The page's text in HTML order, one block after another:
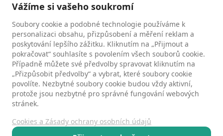
podmínky CK INEX
Pojištění CK INEX
Zásady a informace o
zpracování osobních údajů
Recenze
Recenze našich klientů
Kontakty
Vážíme si vašeho soukromí
Soubory cookie a podobné technologie používáme k
personalizaci obsahu, přizpůsobení a měření reklam a
poskytování lepšího zážitku. Kliknutím na „Přijmout a
pokračovat“ souhlasíte s povolením všech souborů cookie.
Případně můžete své předvolby spravovat kliknutím na
„Přizpůsobit předvolby“ a vybrat, které soubory cookie
povolíte. Nezbytné soubory cookie budou vždy aktivní,
protože jsou nezbytné pro správné fungování webových
stránek.
Cookies a Zásady ochrany osobních údajů